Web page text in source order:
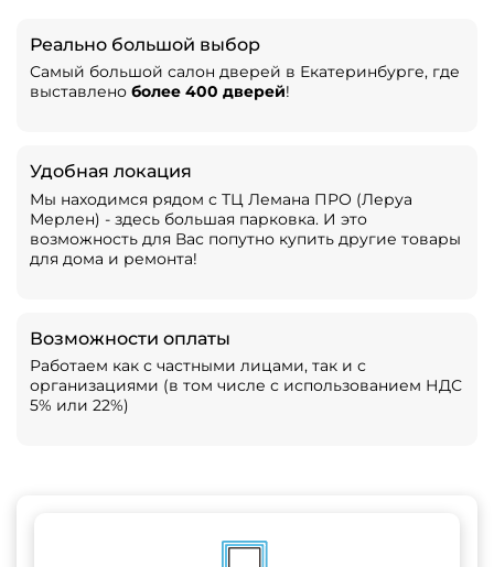
Реально большой выбор
Самый большой салон дверей в Екатеринбурге, где
выставлено более 400 дверей!
Удобная локация
Мы находимся рядом с ТЦ Лемана ПРО (Леруа
Мерлен) - здесь большая парковка. И это
возможность для Вас попутно купить другие товары
для дома и ремонта!
Возможности оплаты
Работаем как с частными лицами, так и с
организациями (в том числе с использованием НДС
5% или 22%)